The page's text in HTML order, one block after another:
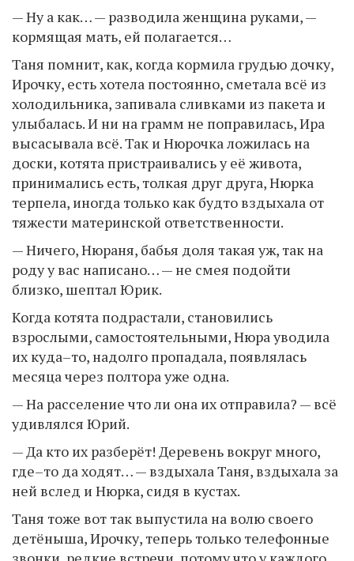
— Ну а как… — разводила женщина руками, —
кормящая мать, ей полагается…
Таня помнит, как, когда кормила грудью дочку,
Ирочку, есть хотела постоянно, сметала всё из
холодильника, запивала сливками из пакета и
улыбалась. И ни на грамм не поправилась, Ира
высасывала всё. Так и Нюрочка ложилась на
доски, котята пристраивались у её живота,
принимались есть, толкая друг друга, Нюрка
терпела, иногда только как будто вздыхала от
тяжести материнской ответственности.
— Ничего, Нюраня, бабья доля такая уж, так на
роду у вас написано… — не смея подойти
близко, шептал Юрик.
Когда котята подрастали, становились
взрослыми, самостоятельными, Нюра уводила
их куда–то, надолго пропадала, появлялась
месяца через полтора уже одна.
— На расселение что ли она их отправила? — всё
удивлялся Юрий.
— Да кто их разберёт! Деревень вокруг много,
где–то да ходят… — вздыхала Таня, вздыхала за
ней вслед и Нюрка, сидя в кустах.
Таня тоже вот так выпустила на волю своего
детёныша, Ирочку, теперь только телефонные